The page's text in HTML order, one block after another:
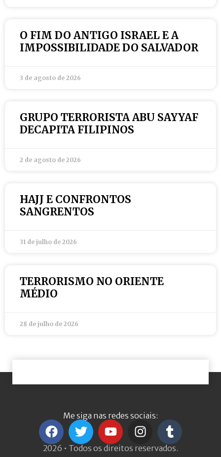
O FIM DO ANTIGO ISRAEL E A
IMPOSSIBILIDADE DO SALVADOR
3 de agosto de 2026
GRUPO TERRORISTA ABU SAYYAF
DECAPITA FILIPINOS
2 de agosto de 2026
HAJJ E CONFRONTOS
SANGRENTOS
31 de julho de 2026
TERRORISMO NO ORIENTE
MÉDIO
28 de julho de 2026
Me siga nas redes sociais:
2026 • Todos os direitos reservados.